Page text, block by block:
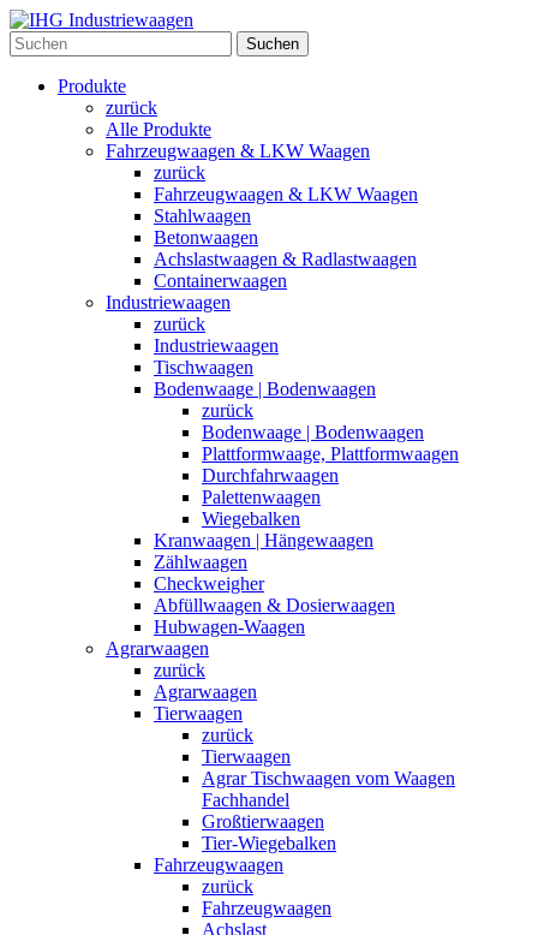
Suchen
Produkte
zurück
Alle Produkte
Fahrzeugwaagen & LKW Waagen
zurück
Fahrzeugwaagen & LKW Waagen
Stahlwaagen
Betonwaagen
Achslastwaagen & Radlastwaagen
Containerwaagen
Industriewaagen
zurück
Industriewaagen
Tischwaagen
Bodenwaage | Bodenwaagen
zurück
Bodenwaage | Bodenwaagen
Plattformwaage, Plattformwaagen
Durchfahrwaagen
Palettenwaagen
Wiegebalken
Kranwaagen | Hängewaagen
Zählwaagen
Checkweigher
Abfüllwaagen & Dosierwaagen
Hubwagen-Waagen
Agrarwaagen
zurück
Agrarwaagen
Tierwaagen
zurück
Tierwaagen
Agrar Tischwaagen vom Waagen
Fachhandel
Großtierwaagen
Tier-Wiegebalken
Fahrzeugwaagen
zurück
Fahrzeugwaagen
Achslast